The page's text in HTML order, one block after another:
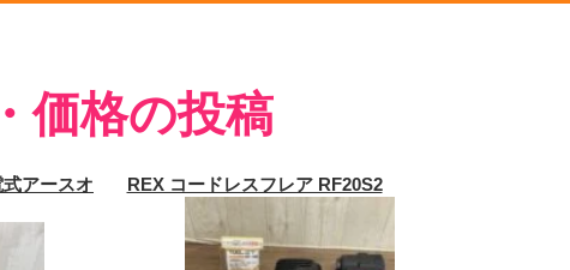
価格の投稿
アースオ
REX コードレスフレア RF20S2